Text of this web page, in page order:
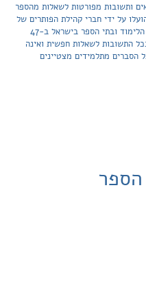
ותשובות מפורטות לשאלות מהספר
שהועלו על ידי חברי קהילת הפותרים של
Tiktek. מאגר הפתרונות מכסה את כל ספרי הלימוד ובתי הספר בישראל ב-47
התשובות לשאלות חפשית ואינה
הסברים מתלמידים מצטיינים